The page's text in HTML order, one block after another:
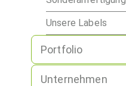
Unsere Labels
Portfolio
Unternehmen